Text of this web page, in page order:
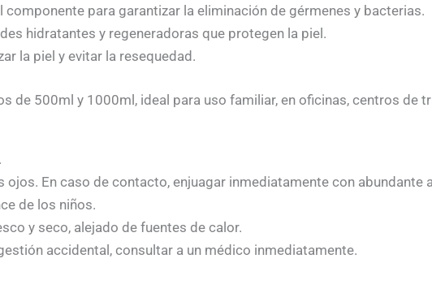
componente para garantizar la eliminación de gérmenes y bacterias.
hidratantes y regeneradoras que protegen la piel.
la piel y evitar la resequedad.
de 500ml y 1000ml, ideal para uso familiar, en oficinas, centros de
ojos. En caso de contacto, enjuagar inmediatamente con abundante
de los niños.
y seco, alejado de fuentes de calor.
accidental, consultar a un médico inmediatamente.